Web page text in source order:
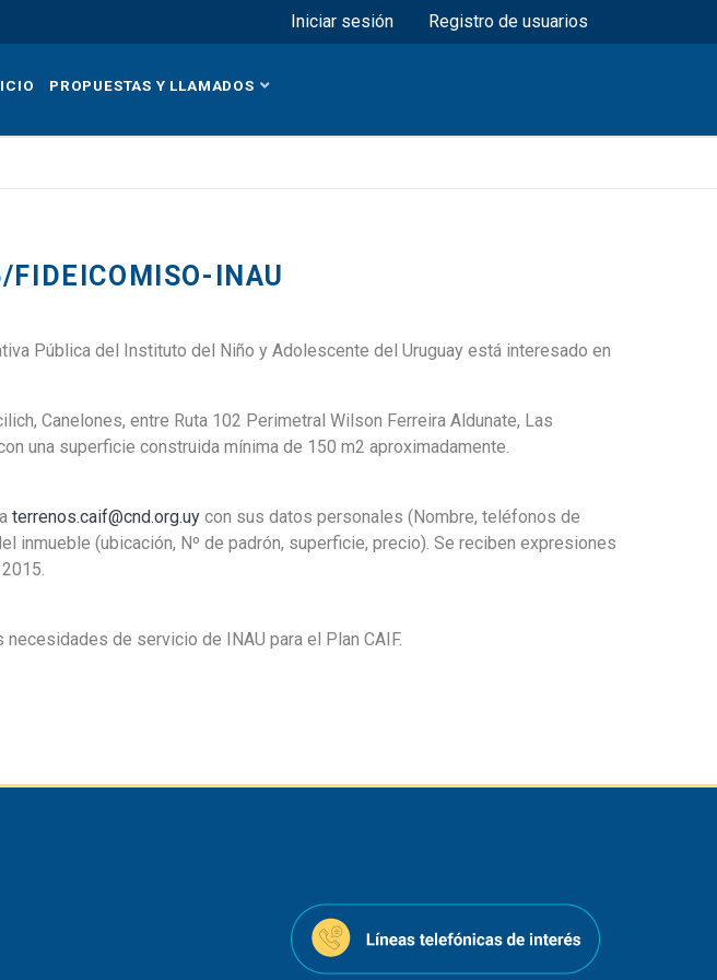
Menú superior
Iniciar sesión Registro de usuarios
PROPUESTAS Y LLAMADOS
INAU
Pública del Instituto del Niño y Adolescente del Uruguay está interesado en
Canelones, entre Ruta 102 Perimetral Wilson Ferreira Aldunate, Las
una superficie construida mínima de 150 m2 aproximadamente.
terrenos.caif@cnd.org.uy con sus datos personales (Nombre, teléfonos de
inmueble (ubicación, Nº de padrón, superficie, precio). Se reciben expresiones
de servicio de INAU para el Plan CAIF.